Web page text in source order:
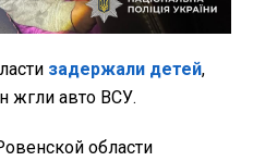
задержали детей,
жгли авто ВСУ.
области